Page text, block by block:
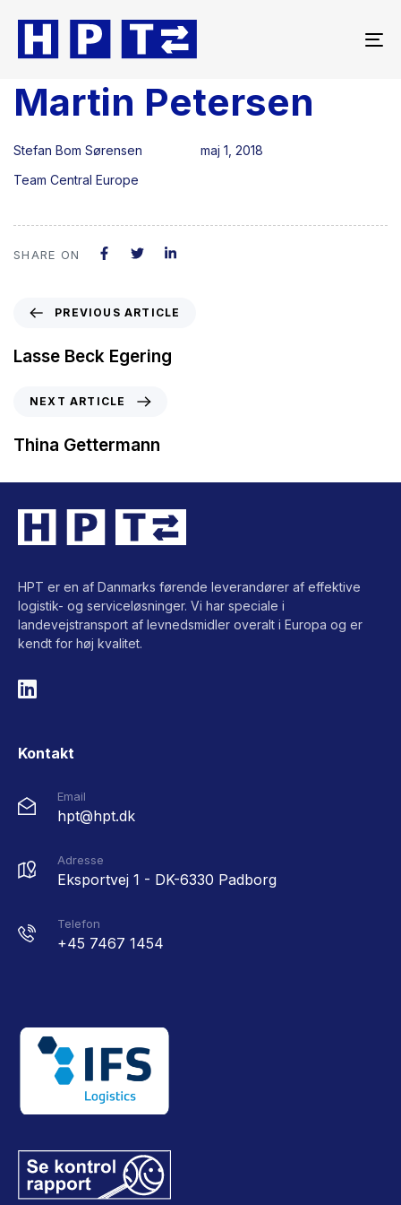
Martin Petersen
Author
Stefan Bom Sørensen
Published
on:
maj 1, 2018
Published
in:
Team Central Europe
SHARE ON
PREVIOUS ARTICLE
Lasse Beck Egering
NEXT ARTICLE
Thina Gettermann
HPT er en af Danmarks førende leverandører af effektive
logistik- og serviceløsninger. Vi har speciale i
landevejstransport af levnedsmidler overalt i Europa og er
kendt for høj kvalitet.
Kontakt
Email
hpt@hpt.dk
Adresse
Eksportvej 1 - DK-6330 Padborg
Telefon
+45 7467 1454